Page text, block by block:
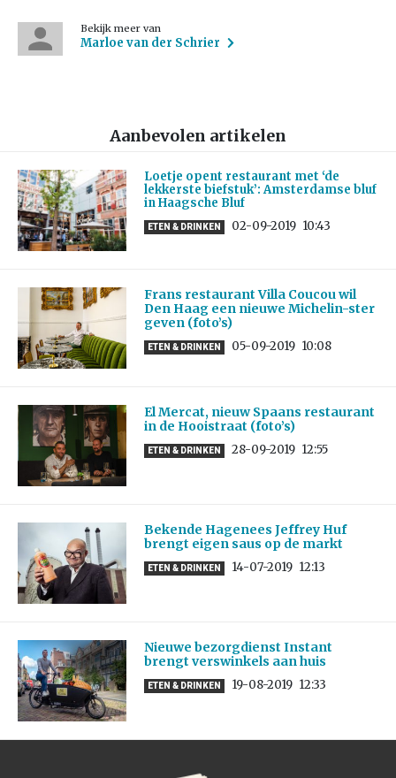
Bekijk meer van
Marloe van der Schrier
Aanbevolen artikelen
Loetje opent restaurant met ‘de
lekkerste biefstuk’: Amsterdamse bluf
in Haagsche Bluf
ETEN & DRINKEN 02-09-2019 10:43
Frans restaurant Villa Coucou wil
Den Haag een nieuwe Michelin-ster
geven (foto’s)
ETEN & DRINKEN 05-09-2019 10:08
El Mercat, nieuw Spaans restaurant
in de Hooistraat (foto’s)
ETEN & DRINKEN 28-09-2019 12:55
Bekende Hagenees Jeffrey Huf
brengt eigen saus op de markt
ETEN & DRINKEN 14-07-2019 12:13
Nieuwe bezorgdienst Instant
brengt verswinkels aan huis
ETEN & DRINKEN 19-08-2019 12:33